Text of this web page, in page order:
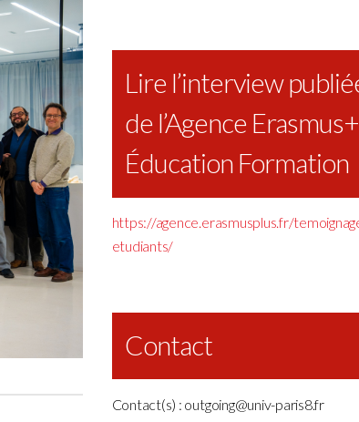
Lire l’interview
de l’Agence
Éducation Formation
https://agence.erasmusplus.fr/
etudiants/
Contact
Contact(s) : outgoing@univ-paris8.fr